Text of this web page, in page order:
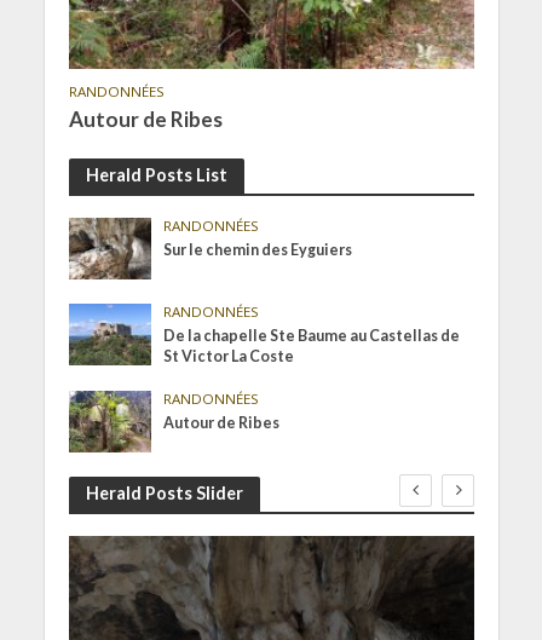
RANDONNÉES
Autour de Ribes
Herald Posts List
RANDONNÉES
Sur le chemin des Eyguiers
RANDONNÉES
De la chapelle Ste Baume au Castellas de
St Victor La Coste
RANDONNÉES
Autour de Ribes
Herald Posts Slider